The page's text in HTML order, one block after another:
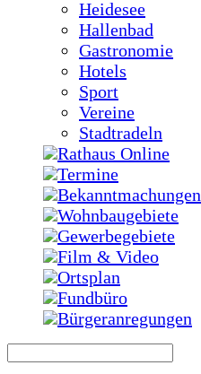
Heidesee
Hallenbad
Gastronomie
Hotels
Sport
Vereine
Stadtradeln
Rathaus Online
Termine
Bekanntmachungen
Wohnbaugebiete
Gewerbegebiete
Film & Video
Ortsplan
Fundbüro
Bürgeranregungen